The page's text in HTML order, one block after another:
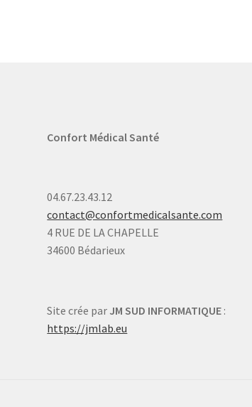
Confort Médical Santé
04.67.23.43.12
contact@confortmedicalsante.com
4 RUE DE LA CHAPELLE
34600 Bédarieux
Site crée par JM SUD INFORMATIQUE :
https://jmlab.eu